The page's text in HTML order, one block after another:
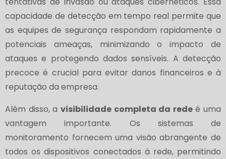
capacidade de detecção em tempo real permite que
as equipes de segurança respondam rapidamente a
potenciais ameaças, minimizando o impacto de
ataques e protegendo dados sensíveis. A detecção
precoce é crucial para evitar danos financeiros e à
reputação da empresa.
Além disso, a visibilidade completa da redeé uma
vantagem importante. Os sistemas de
monitoramento fornecem uma visão abrangente de
todos os dispositivos conectados à rede, permitindo